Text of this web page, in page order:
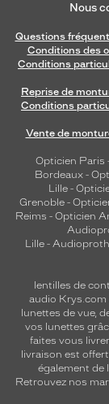
Nous
Questions
Conditions des
Conditions
Reprise de
Conditions
Vente de
Opticien Paris
Bordeaux-
Lille -
Grenoble -
Reims - Opticien
Lille-
lentilles de
audio Krys.com
lunettes de vue,
vos lunettes
faites vous
livraison est
également de
Retrouvez nos